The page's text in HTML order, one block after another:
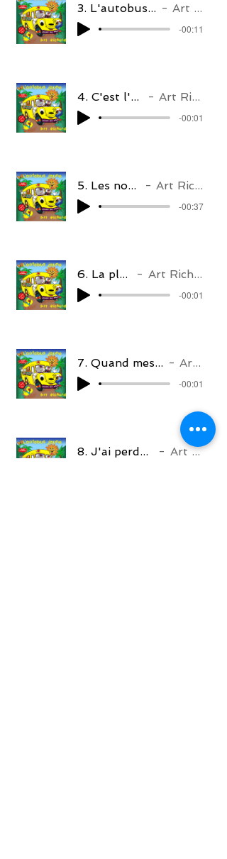
3. L'autobus jaune no. 3 Art Richard
-00:11
4. C'est l'aviron Art Richard
-00:01
5. Les nouilles Art Richard
-00:37
6. La plage Art Richard
-00:01
7. Quand mes amis vont arriver Art Richard
-00:01
8. J'ai perdu une dent Art Richard